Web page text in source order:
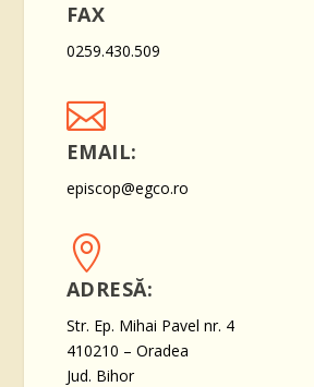
FAX
0259.430.509

EMAIL:
episcop@egco.ro

ADRESĂ:
Str. Ep. Mihai Pavel nr. 4
410210 – Oradea
Jud. Bihor